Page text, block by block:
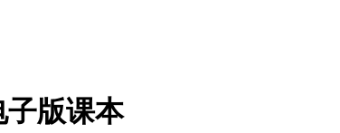
子版课本